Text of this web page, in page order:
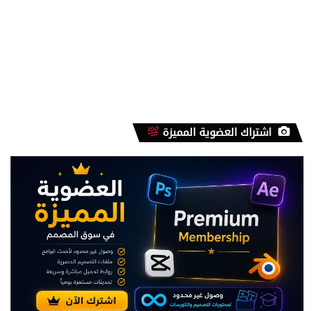
اشتراك العضوية المميزة